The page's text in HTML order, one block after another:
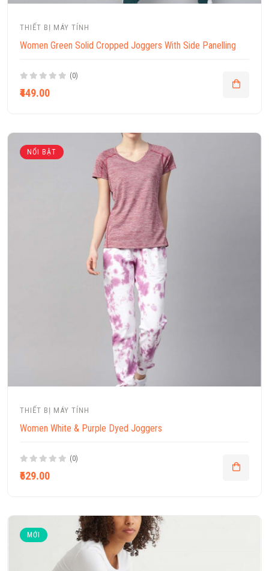
THIẾT BỊ MÁY TÍNH
Women Green Solid Cropped Joggers With Side Panelling
(0)
₹449.00
NỔI BẬT
THIẾT BỊ MÁY TÍNH
Women White & Purple Dyed Joggers
(0)
₹629.00
MỚI